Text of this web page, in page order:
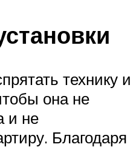
технику и
она не
и не
Благодаря